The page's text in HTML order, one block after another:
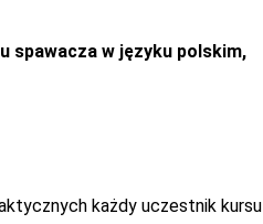
spawacza w języku polskim,
każdy uczestnik kursu